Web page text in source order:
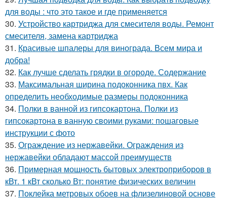
для воды : что это такое и где применяется
30. Устройство картриджа для смесителя воды. Ремонт
смесителя, замена картриджа
31. Красивые шпалеры для винограда. Всем мира и
добра!
32. Как лучше сделать грядки в огороде. Содержание
33. Максимальная ширина подоконника пвх. Как
определить необходимые размеры подоконника
34. Полки в ванной из гипсокартона. Полки из
гипсокартона в ванную своими руками: пошаговые
инструкции с фото
35. Ограждение из нержавейки. Ограждения из
нержавейки обладают массой преимуществ
36. Примерная мощность бытовых электроприборов в
кВт. 1 кВт сколько Вт: понятие физических величин
37. Поклейка метровых обоев на флизелиновой основе